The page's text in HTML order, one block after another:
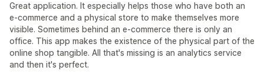
Great application. It especially helps those who have both an
e-commerce and a physical store to make themselves more
visible. Sometimes behind an e-commerce there is only an
office. This app makes the existence of the physical part of the
online shop tangible. All that's missing is an analytics service
and then it's perfect.